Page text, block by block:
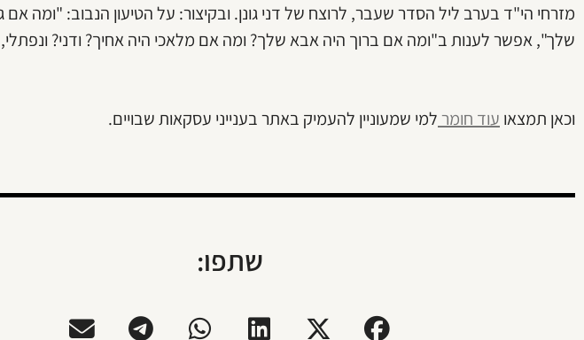
מזרחי הי"ד בערב ליל הסדר שעבר, לרוצח של דני גונן. ובקיצור: על הטיעון הנבוב: "ומה אם
שלך", אפשר לענות ב"ומה אם ברוך היה אבא שלך? ומה אם מלאכי היה אחיך? ודני? ונפתלי,
וכאן תמצאו עוד חומרלמי שמעוניין להעמיק באתר בענייני עסקאות שבויים.
שתפו: